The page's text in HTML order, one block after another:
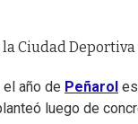
Ciudad Deportiva
año de Peñarol
luego de